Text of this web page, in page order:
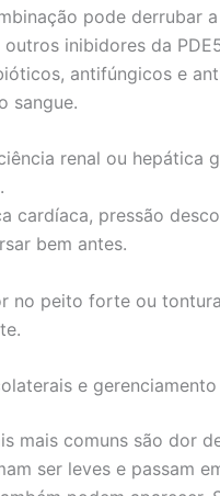
pode derrubar
inibidores da
antifúngicos e
sangue.
renal ou hepática
cardíaca, pressão
bem antes.
no peito forte ou
e gerenciamento
mais comuns são dor
ser leves e passam